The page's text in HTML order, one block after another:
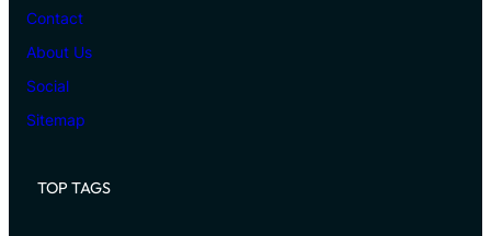
Contact
About Us
Social
Sitemap
TOP TAGS